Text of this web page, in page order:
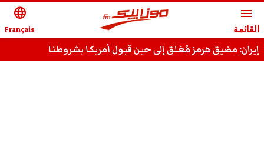
menu
القائمة
language
Français
إيران: مضيق هرمز مُغلق إلى حين قبول أمريكا بشروطنا